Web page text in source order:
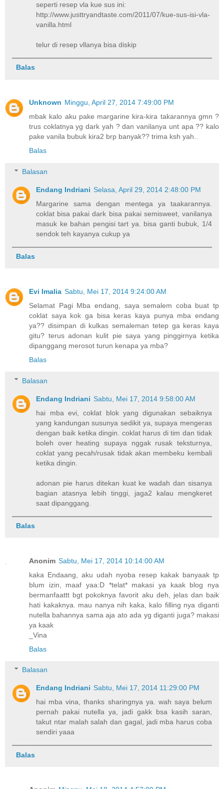
seperti resep vla kue sus ini:
http://www.justtryandtaste.com/2011/07/kue-sus-isi-vla-
vanilla.html
telur di resep vllanya bisa diskip
Balas
Unknown Minggu, April 27, 2014 7:49:00 PM
mbak kalo aku pake margarine kira-kira takarannya gmn ?
trus coklatnya yg dark yah ? dan vanilanya unt apa ?? kalo
pake vanila bubuk kira2 brp banyak?? trima ksh yah..
Balas
Balasan
Endang Indriani Selasa, April 29, 2014 2:48:00 PM
Margarine sama dengan mentega ya taakarannya.
coklat bisa pakai dark bisa pakai semisweet, vanilanya
masuk ke bahan pengisi tart ya. bisa ganti bubuk, 1/4
sendok teh kayanya cukup ya
Balas
Evi Imalia Sabtu, Mei 17, 2014 9:24:00 AM
Selamat Pagi Mba endang, saya semalem coba buat tp
coklat saya kok ga bisa keras kaya punya mba endang
ya?? disimpan di kulkas semaleman tetep ga keras kaya
gitu? terus adonan kulit pie saya yang pinggirnya ketika
dipanggang merosot turun kenapa ya mba?
Balas
Balasan
Endang Indriani Sabtu, Mei 17, 2014 9:58:00 AM
hai mba evi, coklat blok yang digunakan sebaiknya
yang kandungan susunya sedikit ya, supaya mengeras
dengan baik ketika dingin. coklat harus di tim dan tidak
boleh over heating supaya nggak rusak teksturnya,
coklat yang pecah/rusak tidak akan membeku kembali
ketika dingin.
adonan pie harus ditekan kuat ke wadah dan sisanya
bagian atasnya lebih tinggi, jaga2 kalau mengkeret
saat dipanggang.
Balas
Anonim Sabtu, Mei 17, 2014 10:14:00 AM
kaka Endaang, aku udah nyoba resep kakak banyaak tp
blum izin, maaf yaa:D *telat* makasi ya kaak blog nya
bermanfaattt bgt pokoknya favorit aku deh, jelas dan baik
hati kakaknya. mau nanya nih kaka, kalo filling nya diganti
nutella bahannya sama aja ato ada yg diganti juga? makasi
ya kaak
_Vina
Balas
Balasan
Endang Indriani Sabtu, Mei 17, 2014 11:29:00 PM
hai mba vina, thanks sharingnya ya. wah saya belum
pernah pakai nutella ya, jadi gakk bsa kasih saran,
takut ntar malah salah dan gagal, jadi mba harus coba
sendiri yaaa
Balas